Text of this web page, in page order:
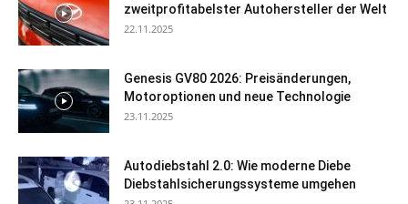
zweitprofitabelster Autohersteller der Welt
22.11.2025
Genesis GV80 2026: Preisänderungen,
Motoroptionen und neue Technologie
23.11.2025
Autodiebstahl 2.0: Wie moderne Diebe
Diebstahlsicherungssysteme umgehen